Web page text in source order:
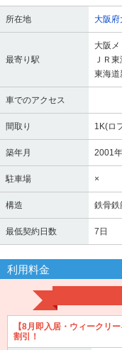
所在地 大阪府
最寄り駅
大阪
ＪＲ
東海道
車でのアクセス
間取り 1K(ロ
築年月 2001
駐車場 ×
構造 鉄骨鉄
最低契約日数 7日
利用料金
【8月即入居・ウィークリ
割引！